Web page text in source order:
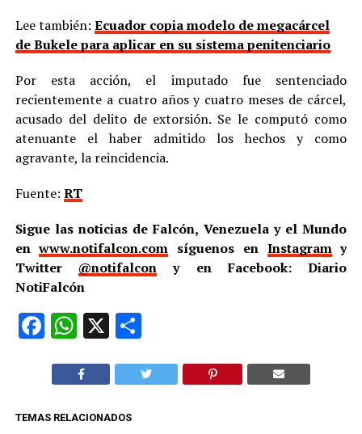
Lee también: Ecuador copia modelo de megacárcel
de Bukele para aplicar en su sistema penitenciario
Por esta acción, el imputado fue sentenciado
recientemente a cuatro años y cuatro meses de cárcel,
acusado del delito de extorsión. Se le computó como
atenuante el haber admitido los hechos y como
agravante, la reincidencia.
Fuente: RT
Sigue las noticias de Falcón, Venezuela y el Mundo
enwww.notifalcon.com síguenos en Instagramy
Twitter @notifalcon y en Facebook: Diario
NotiFalcón
Facebook
WhatsApp
X Compartir
TEMAS RELACIONADOS